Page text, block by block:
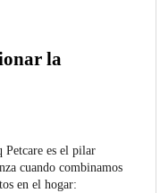
la
es el pilar
cuando combinamos
en el hogar: